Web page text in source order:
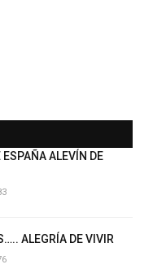
ALEVÍN DE
ALEGRÍA DE VIVIR